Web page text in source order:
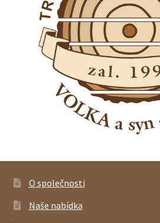
O společnosti
Naše nabídka